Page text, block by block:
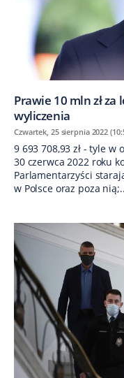
Prawie 10 mln zł
wyliczenia
Czwartek, 25 sierpnia 2022
9 693 708,93 zł - tyle
30 czerwca 2022 roku
Parlamentarzyści
w Polsce oraz poza